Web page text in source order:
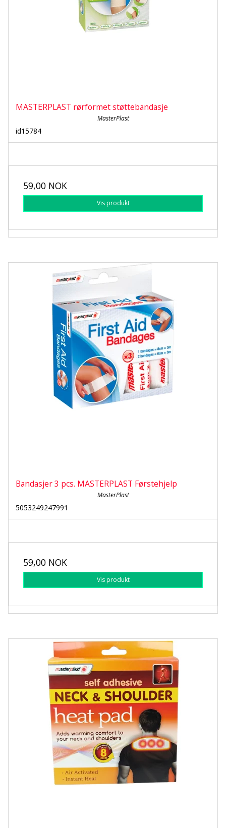
MASTERPLAST rørformet støttebandasje
MasterPlast
id15784
59,00 NOK
Vis produkt
Bandasjer 3 pcs. MASTERPLAST Førstehjelp
MasterPlast
5053249247991
59,00 NOK
Vis produkt